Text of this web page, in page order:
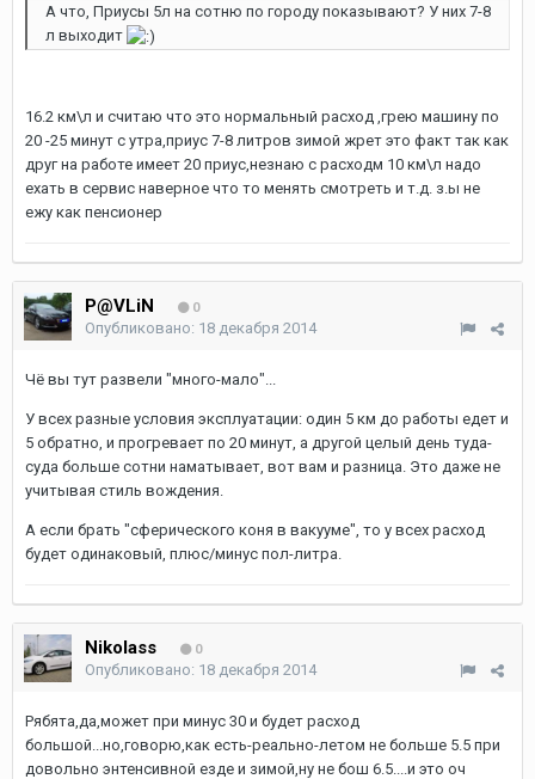
А что, Приусы 5л на сотню по городу показывают? У них 7-8
л выходит
16.2 км\л и считаю что это нормальный расход ,грею машину по
20 -25 минут с утра,приус 7-8 литров зимой жрет это факт так как
друг на работе имеет 20 приус,незнаю с расходм 10 км\л надо
ехать в сервис наверное что то менять смотреть и т.д. з.ы не
ежу как пенсионер
P@VLiN 0
Опубликовано: 18 декабря 2014
Чё вы тут развели "много-мало"...
У всех разные условия эксплуатации: один 5 км до работы едет и
5 обратно, и прогревает по 20 минут, а другой целый день туда-
суда больше сотни наматывает, вот вам и разница. Это даже не
учитывая стиль вождения.
А если брать "сферического коня в вакууме", то у всех расход
будет одинаковый, плюс/минус пол-литра.
Nikolass 0
Опубликовано: 18 декабря 2014
Рябята,да,может при минус 30 и будет расход
большой...но,говорю,как есть-реально-летом не больше 5.5 при
довольно энтенсивной езде и зимой,ну не бош 6.5....и это оч